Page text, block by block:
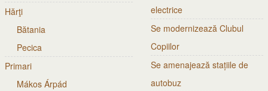
Hărţi
Bătania
Pecica
Primari
Mákos Árpád
electrice
Se modernizează Clubul
Copiilor
Se amenajează stațiile de
autobuz